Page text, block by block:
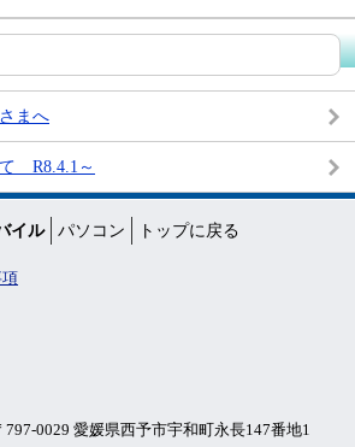
まへ
R8.4.1～
イル パソコン トップに戻る
797-0029 愛媛県西予市宇和町永長147番地1